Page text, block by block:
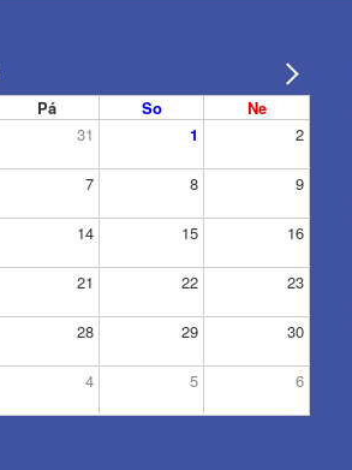
Pá So
Ne
31 1 2
7 8 9
14 15 16
21 22 23
28 29 30
4 5 6